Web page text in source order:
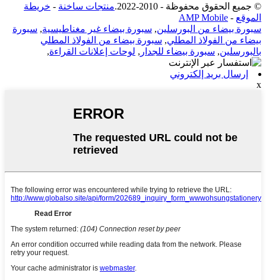
© جميع الحقوق محفوظة - 2010-2022. منتجات ساخنة - خريطة
الموقع -
AMP Mobile
سبورة بيضاء من البورسلين, سبورة بيضاء غير مغناطيسية, سبورة
بيضاء من الفولاذ المطلي, سبورة بيضاء من الفولاذ المطلي
بالبورسلين, سبورة بيضاء للجدار , لوحات إعلانات القراءة,
إرسال بريد إلكتروني
x